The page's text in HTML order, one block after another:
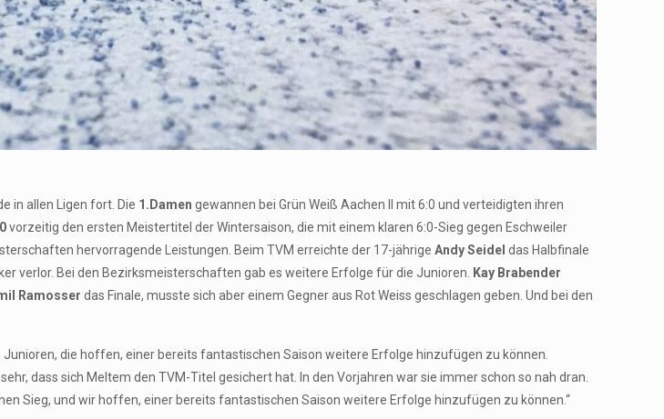
in allen Ligen fort. Die 1.Damengewannen bei Grün Weiß Aachen II mit 6:0 und verteidigten ihren
vorzeitig den ersten Meistertitel der Wintersaison, die mit einem klaren 6:0-Sieg gegen Eschweiler
hervorragende Leistungen. Beim TVM erreichte der 17-jährigeAndy Seideldas Halbfinale
verlor. Bei den Bezirksmeisterschaften gab es weitere Erfolge für die Junioren. Kay Brabender
Ramosserdas Finale, musste sich aber einem Gegner aus Rot Weiss geschlagen geben. Und bei den
die hoffen, einer bereits fantastischen Saison weitere Erfolge hinzufügen zu können.
dass sich Meltem den TVM-Titel gesichert hat. In den Vorjahren war sie immer schon so nah dran.
Sieg, und wir hoffen, einer bereits fantastischen Saison weitere Erfolge hinzufügen zu können.“